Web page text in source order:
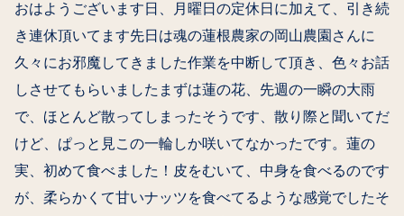
おはようございます日、月曜日の定休日に加えて、引き続
き連休頂いてます先日は魂の蓮根農家の岡山農園さんに
久々にお邪魔してきました作業を中断して頂き、色々お話
しさせてもらいましたまずは蓮の花、先週の一瞬の大雨
で、ほとんど散ってしまったそうです、散り際と聞いてだ
けど、ぱっと見この一輪しか咲いてなかったです。蓮の
実、初めて食べました！皮をむいて、中身を食べるのです
が、柔らかくて甘いナッツを食べてるような感覚でしたそ